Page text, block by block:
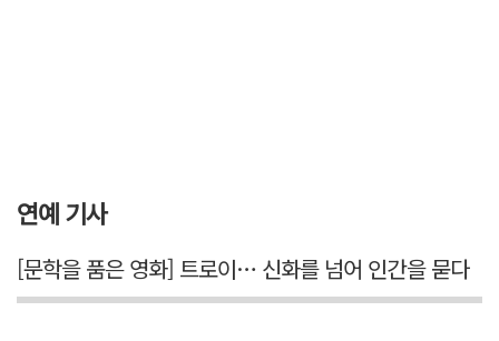
연예 기사
[문학을 품은 영화] 트로이… 신화를 넘어 인간을 묻다